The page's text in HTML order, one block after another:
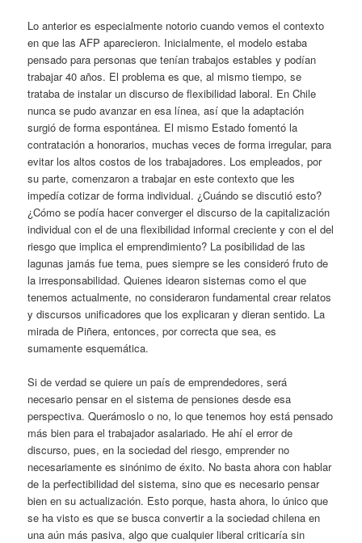
Lo anterior es especialmente notorio cuando vemos el contexto
en que las AFP aparecieron. Inicialmente, el modelo estaba
pensado para personas que tenían trabajos estables y podían
trabajar 40 años. El problema es que, al mismo tiempo, se
trataba de instalar un discurso de flexibilidad laboral. En Chile
nunca se pudo avanzar en esa línea, así que la adaptación
surgió de forma espontánea. El mismo Estado fomentó la
contratación a honorarios, muchas veces de forma irregular, para
evitar los altos costos de los trabajadores. Los empleados, por
su parte, comenzaron a trabajar en este contexto que les
impedía cotizar de forma individual. ¿Cuándo se discutió esto?
¿Cómo se podía hacer converger el discurso de la capitalización
individual con el de una flexibilidad informal creciente y con el del
riesgo que implica el emprendimiento? La posibilidad de las
lagunas jamás fue tema, pues siempre se les consideró fruto de
la irresponsabilidad. Quienes idearon sistemas como el que
tenemos actualmente, no consideraron fundamental crear relatos
y discursos unificadores que los explicaran y dieran sentido. La
mirada de Piñera, entonces, por correcta que sea, es
sumamente esquemática.
Si de verdad se quiere un país de emprendedores, será
necesario pensar en el sistema de pensiones desde esa
perspectiva. Querámoslo o no, lo que tenemos hoy está pensado
más bien para el trabajador asalariado. He ahí el error de
discurso, pues, en la sociedad del riesgo, emprender no
necesariamente es sinónimo de éxito. No basta ahora con hablar
de la perfectibilidad del sistema, sino que es necesario pensar
bien en su actualización. Esto porque, hasta ahora, lo único que
se ha visto es que se busca convertir a la sociedad chilena en
una aún más pasiva, algo que cualquier liberal criticaría sin